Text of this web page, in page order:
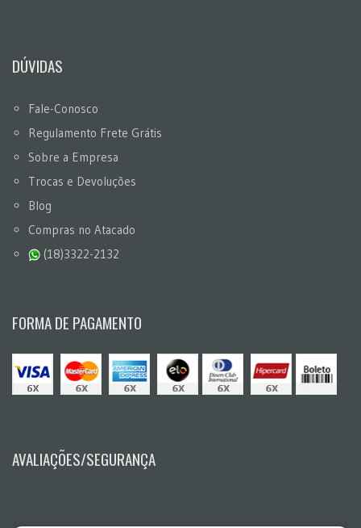
DÚVIDAS
Fale-Conosco
Regulamento Frete Grátis
Sobre a Empresa
Trocas e Devoluções
Blog
Compras no Atacado
(18)3322-2132
FORMA DE PAGAMENTO
AVALIAÇÕES/SEGURANÇA